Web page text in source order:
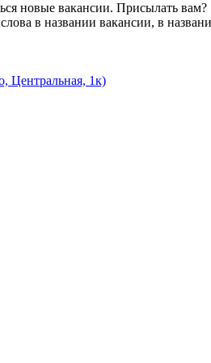
новые вакансии. Присылать вам?
в названии вакансии, в
Центральная, 1к)